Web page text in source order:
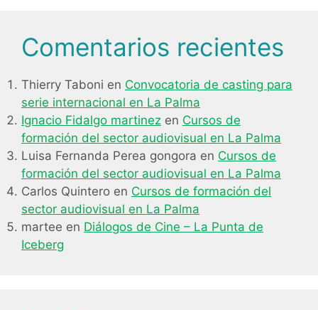
Comentarios recientes
Thierry Taboni en Convocatoria de casting para
serie internacional en La Palma
Ignacio Fidalgo martinez en Cursos de
formación del sector audiovisual en La Palma
Luisa Fernanda Perea gongora en Cursos de
formación del sector audiovisual en La Palma
Carlos Quintero en Cursos de formación del
sector audiovisual en La Palma
martee en Diálogos de Cine – La Punta de
Iceberg